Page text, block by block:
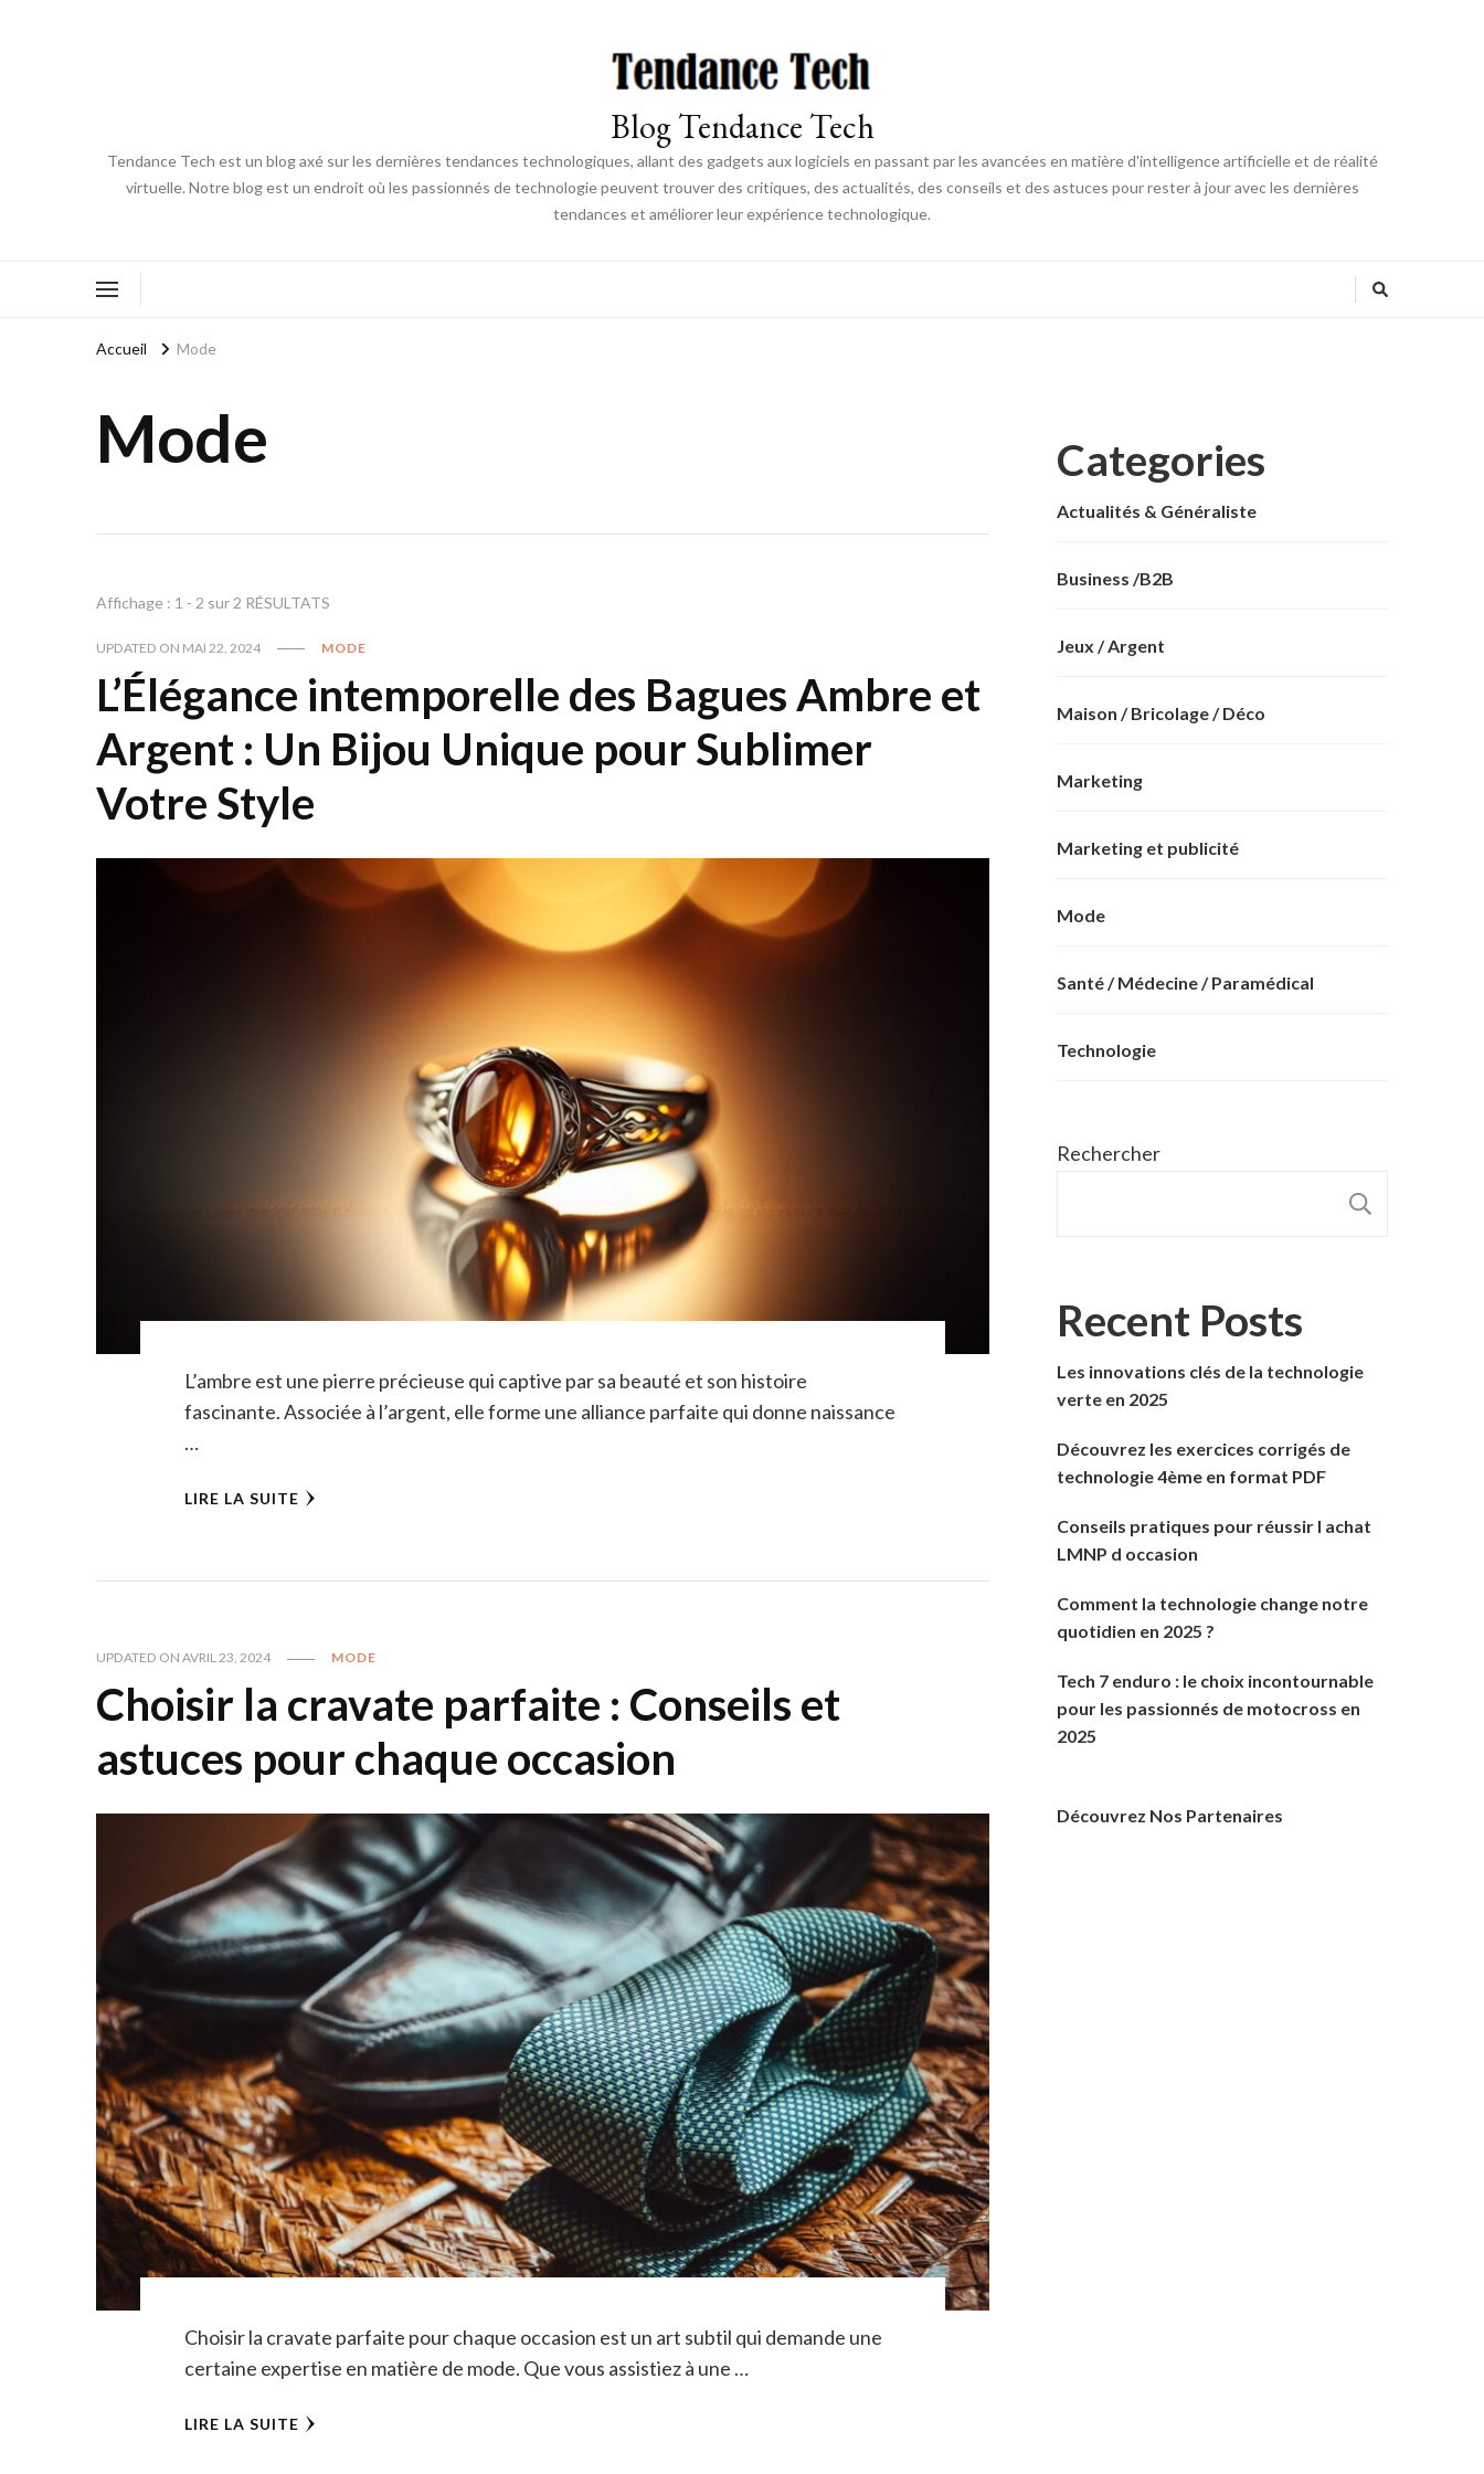
Blog Tendance Tech
Tendance Tech est un blog axé sur les dernières tendances technologiques, allant des gadgets aux logiciels en passant par les avancées en matière d'intelligence artificielle et de réalité
virtuelle. Notre blog est un endroit où les passionnés de technologie peuvent trouver des critiques, des actualités, des conseils et des astuces pour rester à jour avec les dernières
tendances et améliorer leur expérience technologique.
Accueil Mode
Mode
Affichage : 1 - 2 sur 2 RÉSULTATS
UPDATED ON MAI 22, 2024 MODE
L’Élégance intemporelle des Bagues Ambre et
Argent : Un Bijou Unique pour Sublimer
Votre Style
L’ambre est une pierre précieuse qui captive par sa beauté et son histoire
fascinante. Associée à l’argent, elle forme une alliance parfaite qui donne naissance
…
LIRE LA SUITE
UPDATED ON AVRIL 23, 2024 MODE
Choisir la cravate parfaite : Conseils et
astuces pour chaque occasion
Choisir la cravate parfaite pour chaque occasion est un art subtil qui demande une
certaine expertise en matière de mode. Que vous assistiez à une …
LIRE LA SUITE
Categories
Actualités & Généraliste
Business /B2B
Jeux / Argent
Maison / Bricolage / Déco
Marketing
Marketing et publicité
Mode
Santé / Médecine / Paramédical
Technologie
Rechercher
Recent Posts
Les innovations clés de la technologie
verte en 2025
Découvrez les exercices corrigés de
technologie 4ème en format PDF
Conseils pratiques pour réussir l achat
LMNP d occasion
Comment la technologie change notre
quotidien en 2025 ?
Tech 7 enduro : le choix incontournable
pour les passionnés de motocross en
2025
Découvrez Nos Partenaires